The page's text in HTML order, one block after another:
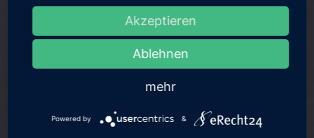
Akzeptieren
Ablehnen
mehr
Powered by &